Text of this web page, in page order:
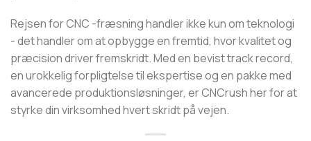
Rejsen for CNC -fræsning handler ikke kun om teknologi
- det handler om at opbygge en fremtid, hvor kvalitet og
præcision driver fremskridt. Med en bevist track record,
en urokkelig forpligtelse til ekspertise og en pakke med
avancerede produktionsløsninger, er CNCrush her for at
styrke din virksomhed hvert skridt på vejen.